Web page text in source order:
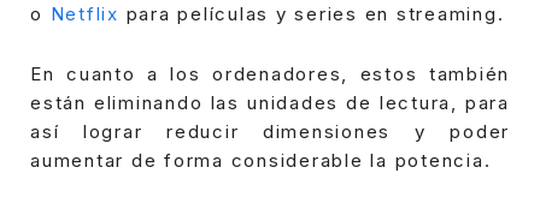
o Netflix para películas y series en streaming.
En cuanto a los ordenadores, estos también
están eliminando las unidades de lectura, para
así lograr reducir dimensiones y poder
aumentar de forma considerable la potencia.